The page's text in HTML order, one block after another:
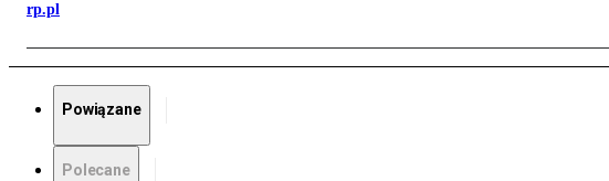
rp.pl
Powiązane
Polecane